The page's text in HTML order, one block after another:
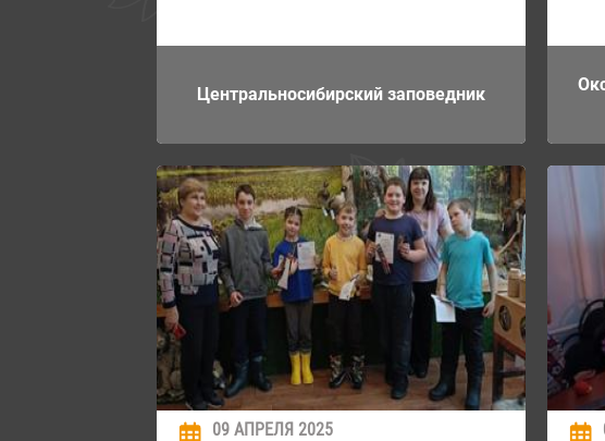
Центральносибирский заповедник
09 АПРЕЛЯ 2025